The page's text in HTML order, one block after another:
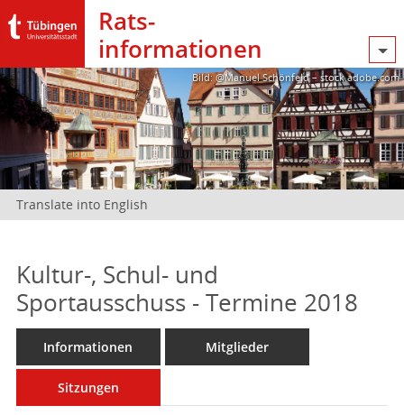
Rats­
informationen
Bild: @Manuel Schönfeld – stock.adobe.com
Translate into English
Kultur-, Schul- und
Sportausschuss - Termine 2018
Informationen Mitglieder
Sitzungen